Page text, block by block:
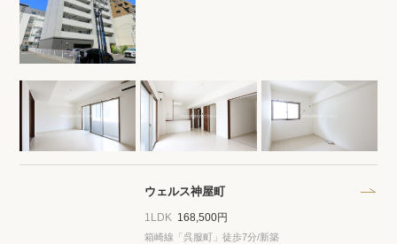
ウェルス神屋町
1LDK 168,500円
箱崎線「呉服町」徒歩7分/新築